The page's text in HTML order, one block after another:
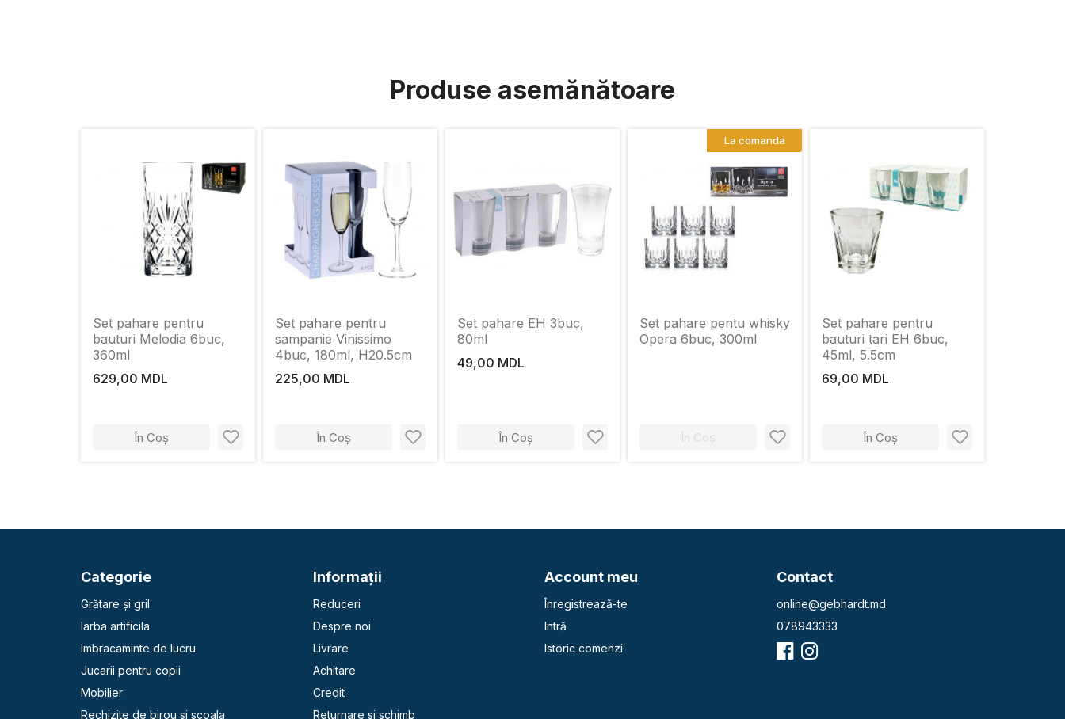
Produse asemănătoare
Set pahare pentru
bauturi Melodia 6buc,
360ml
629,00 MDL
În Coș
Set pahare pentru
sampanie Vinissimo
4buc, 180ml, H20.5сm
225,00 MDL
În Coș
Set pahare EH 3buc,
80ml
49,00 MDL
În Coș
Set pahare pentu whisky
Opera 6buc, 300ml
În Coș
La comanda
Set pahare pentru
bauturi tari EH 6buc,
45ml, 5.5cm
69,00 MDL
În Coș
Categorie
Grătare și gril
Iarba artificila
Imbracaminte de lucru
Jucarii pentru copii
Mobilier
Rechizite de birou si scoala
Informaţii
Reduceri
Despre noi
Livrare
Achitare
Credit
Returnare si schimb
Account meu
Înregistrează-te
Intră
Istoric comenzi
Contact
online@gebhardt.md
078943333